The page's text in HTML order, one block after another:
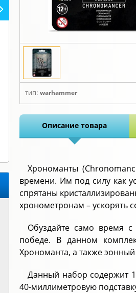
тип: warhammer
Описание товара
Хрономанты
времени. Им под силу как
спрятаны
хронометронам – ускорять
Обуздайте само время
победе. В данном
Хрономанта, а также
Данный набор содержит
40-миллиметровую